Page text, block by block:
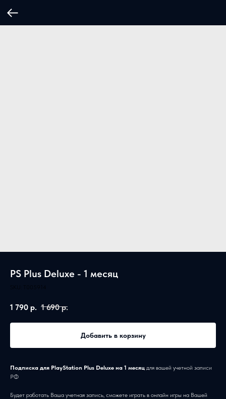
PS Plus Deluxe - 1 месяц
SKU: T005914
1 790 р. 1 690 р.
Добавить в корзину
Подписка для PlayStation Plus Deluxe на 1 месяц для вашей учетной записи
РФ
Будет работать Ваша учетная запись, сможете играть в онлайн игры на Вашей